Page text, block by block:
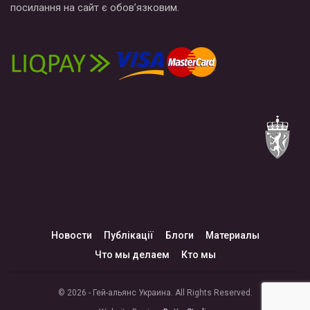
посилання на сайт є обов’язковим.
Новости Публікації Блоги
Материалы
Что мы делаем
Кто мы
© 2026 - Гей-альянс Украина. All Rights Reserved.